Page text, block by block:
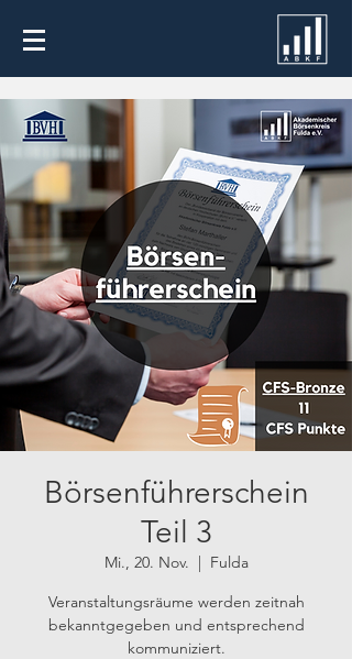
Börsenführerschein
Teil 3
Mi., 20. Nov.
  |
Fulda
Veranstaltungsräume werden zeitnah
bekanntgegeben und entsprechend
kommuniziert.